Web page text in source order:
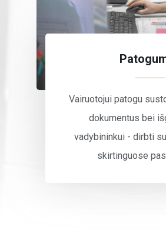
Vairuotojui patogu
dokumentus bei
vadybininkui - dirbti
skirtinguose